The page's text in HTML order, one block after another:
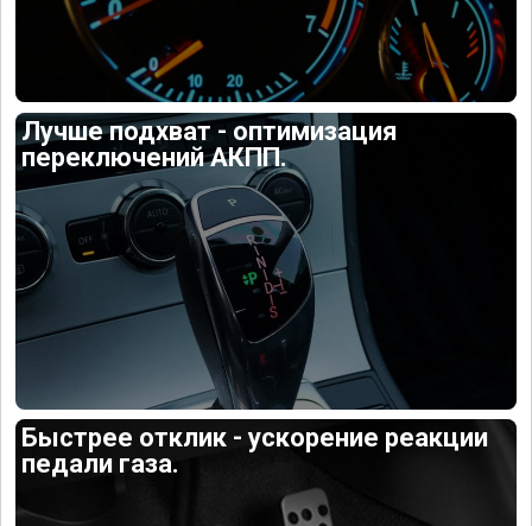
Лучше подхват - оптимизация
переключений АКПП.
Быстрее отклик - ускорение реакции
педали газа.